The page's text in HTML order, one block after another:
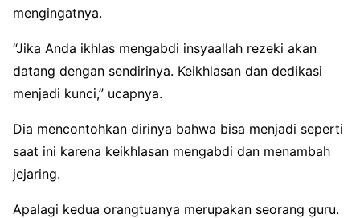
mengingatnya.
“Jika Anda ikhlas mengabdi insyaallah rezeki akan
datang dengan sendirinya. Keikhlasan dan dedikasi
menjadi kunci,” ucapnya.
Dia mencontohkan dirinya bahwa bisa menjadi seperti
saat ini karena keikhlasan mengabdi dan menambah
jejaring.
Apalagi kedua orangtuanya merupakan seorang guru.